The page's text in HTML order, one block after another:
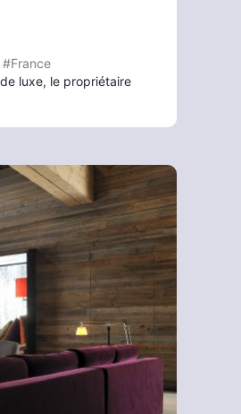
#France
luxe, le propriétaire